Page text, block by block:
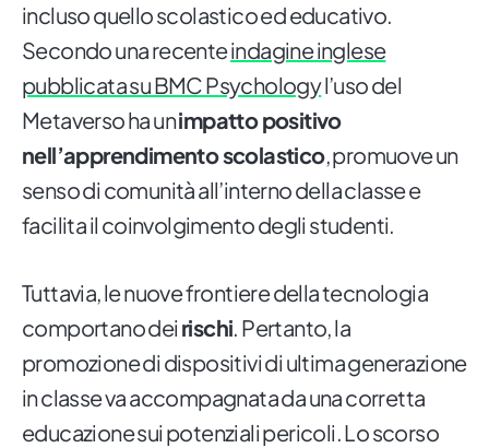
incluso quello scolastico ed educativo.
Secondo una recenteindagine inglese
pubblicata su BMC Psychologyl’uso del
Metaverso ha unimpatto positivo
nell’apprendimento scolastico, promuove un
senso di comunità all’interno della classe e
facilita il coinvolgimento degli studenti.
Tuttavia, le nuove frontiere della tecnologia
comportano dei rischi. Pertanto, la
promozione di dispositivi di ultima generazione
in classe va accompagnata da una corretta
educazione sui potenziali pericoli. Lo scorso